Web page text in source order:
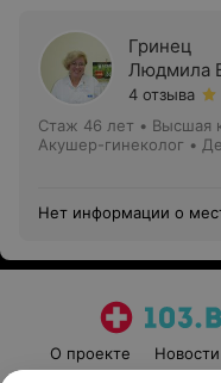
Гринец
Людмила
4 отзыва
Стаж 46 лет • Высшая
Акушер-гинеколог •
Нет информации о
О проекте